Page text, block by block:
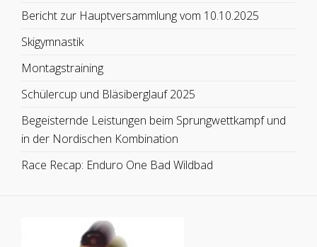
Bericht zur Hauptversammlung vom 10.10.2025
Skigymnastik
Montagstraining
Schülercup und Bläsiberglauf 2025
Begeisternde Leistungen beim Sprungwettkampf und
in der Nordischen Kombination
Race Recap: Enduro One Bad Wildbad